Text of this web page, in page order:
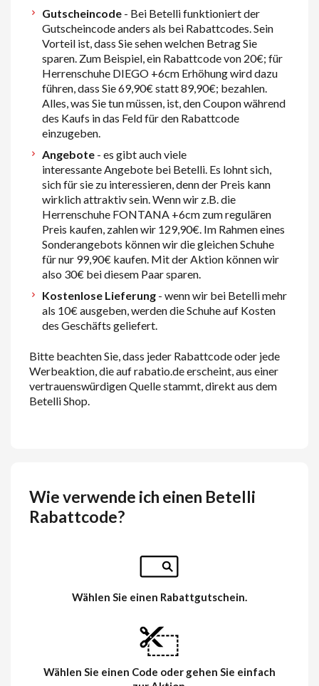
Gutscheincode - Bei Betelli funktioniert der
Gutscheincode anders als bei Rabattcodes. Sein
Vorteil ist, dass Sie sehen welchen Betrag Sie
sparen. Zum Beispiel, ein Rabattcode von 20€; für
Herrenschuhe DIEGO +6cm Erhöhung wird dazu
führen, dass Sie 69,90€ statt 89,90€; bezahlen.
Alles, was Sie tun müssen, ist, den Coupon während
des Kaufs in das Feld für den Rabattcode
einzugeben.
Angebote - es gibt auch viele
interessante Angebote bei Betelli. Es lohnt sich,
sich für sie zu interessieren, denn der Preis kann
wirklich attraktiv sein. Wenn wir z.B. die
Herrenschuhe FONTANA +6cm zum regulären
Preis kaufen, zahlen wir 129,90€. Im Rahmen eines
Sonderangebots können wir die gleichen Schuhe
für nur 99,90€ kaufen. Mit der Aktion können wir
also 30€ bei diesem Paar sparen.
Kostenlose Lieferung - wenn wir bei Betelli mehr
als 10€ ausgeben, werden die Schuhe auf Kosten
des Geschäfts geliefert.
Bitte beachten Sie, dass jeder Rabattcode oder jede
Werbeaktion, die auf rabatio.de erscheint, aus einer
vertrauenswürdigen Quelle stammt, direkt aus dem
Betelli Shop.
Wie verwende ich einen Betelli
Rabattcode?
Wählen Sie einen Rabattgutschein.
Wählen Sie einen Code oder gehen Sie einfach